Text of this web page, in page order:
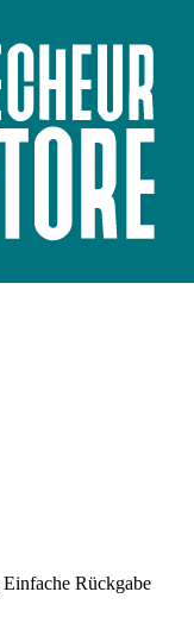
Einfache Rückgabe